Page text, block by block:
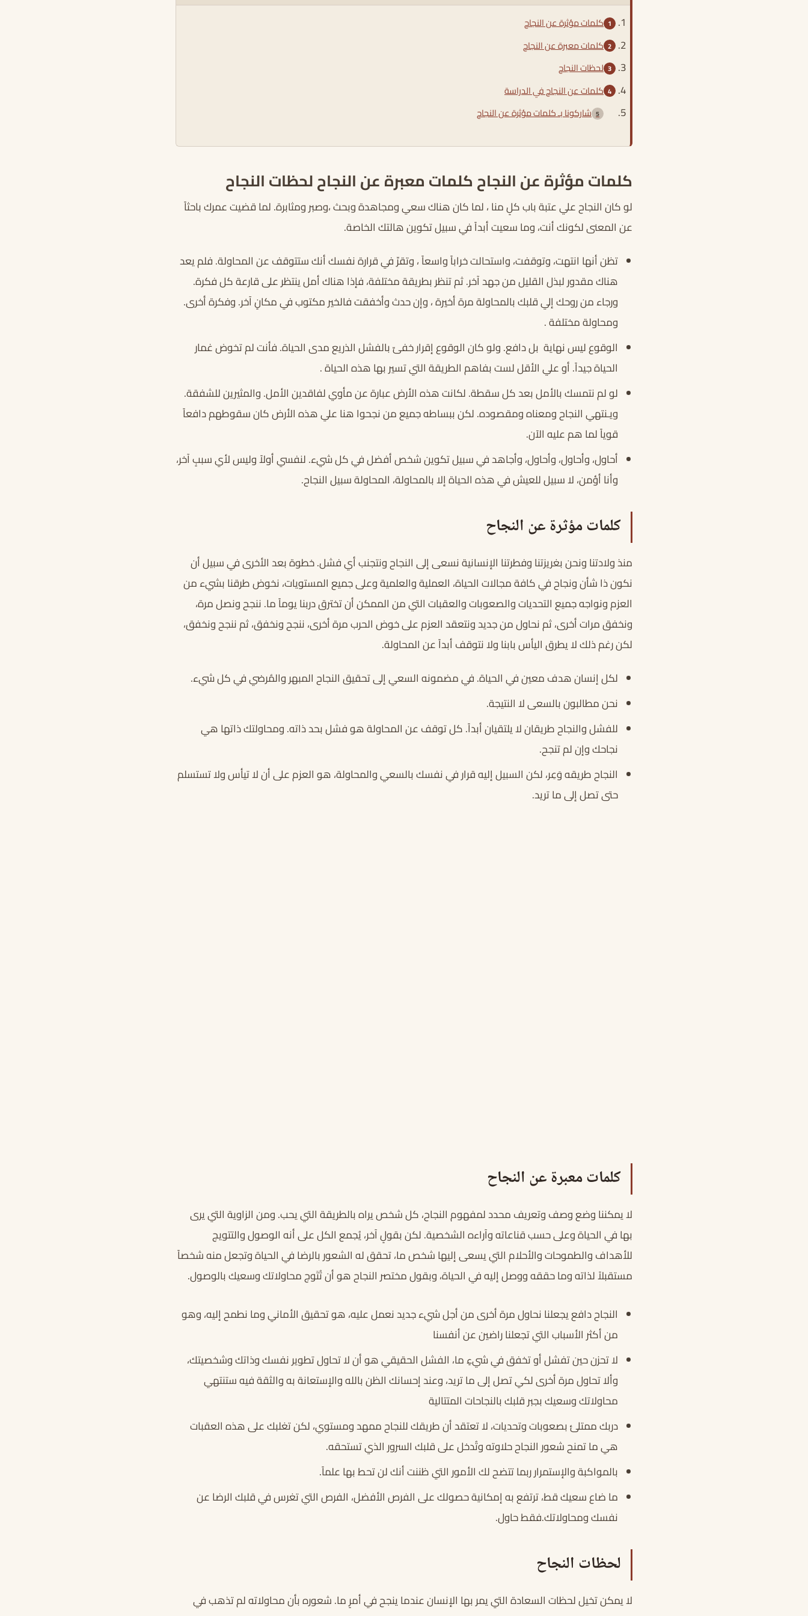
كلمات مؤثرة عن النجاح
كلمات معبرة عن النجاح
لحظات النجاح
كلمات عن النجاح في الدراسة
شاركونا بـ كلمات مؤثرة عن النجاح
كلمات مؤثرة عن النجاح كلمات معبرة عن النجاح لحظات النجاح
لو كان النجاح علي عتبة باب كلٍ منا ، لما كان هناك سعي ومجاهدة وبحث ،وصبر ومثابرة. لما قضيت عمرك باحثاً
عن المعنى لكونك أنت، وما سعيت أبداً في سبيل تكوين هالتك الخاصة.
تظن أنها انتهت، وتوقفت، واستحالت خراباً واسعاً ، وتقرّ في قرارة نفسك أنك ستتوقف عن المحاولة. فلم يعد
هناك مقدور لبذل القليل من جهد آخر. ثم تنظر بطريقة مختلفة، فإذا هناك أمل ينتظر على قارعة كل فكرة.
ورجاء من روحك إلي قلبك بالمحاولة مرة أخيرة ، وإن حدث وأخفقت فالخير مكتوب في مكانٍ آخر. وفكرة أخرى.
ومحاولة مختلفة .
الوقوع ليس نهاية بل دافع. ولو كان الوقوع إقرار خفىّ بالفشل الذريع مدى الحياة. فأنت لم تخوض غمار
الحياة جيداً. أو علي الأقل لست بفاهم الطريقة التي تسير بها هذه الحياة .
لو لم نتمسك بالأمل بعد كل سقطة. لكانت هذه الأرض عبارة عن مأوي لفاقدين الأمل. والمثيرين للشفقة.
ويـنتهي النجاح ومعناه ومقصوده. لكن ببساطه جميع من نجحوا هنا علي هذه الأرض كان سقوطهم دافعاً
قوياً لما هم عليه الآن.
أحاول، وأحاول، وأحاول، وأجاهد في سبيل تكوين شخص أفضل في كل شيء. لنفسي أولاً وليس لأي سببٍ آخر،
وأنا أؤمن، لا سبيل للعيش في هذه الحياة إلا بالمحاولة، المحاولة سبيل النجاح.
كلمات مؤثرة عن النجاح
منذ ولادتنا ونحن بغريزتنا وفطرتنا الإنسانية نسعى إلى النجاح ونتجنب أي فشل. خطوة بعد الأخرى في سبيل أن
نكون ذا شأن ونجاح في كافة مجالات الحياة، العملية والعلمية وعلى جميع المستويات، نخوض طرقنا بشيء من
العزم ونواجه جميع التحديات والصعوبات والعقبات التي من الممكن أن تخترق دربنا يوماً ما. ننجح ونصل مرة،
ونخفق مرات أخرى، ثم نحاول من جديد ونتعقد العزم على خوض الحرب مرة أخرى، ننجح ونخفق، ثم ننجح ونخفق،
لكن رغم ذلك لا يطرق اليأس بابنا ولا نتوقف أبداً عن المحاولة.
لكل إنسان هدف معين في الحياة. في مضمونه السعي إلى تحقيق النجاح المبهر والمُرضي في كل شيء.
نحن مطالبون بالسعى لا النتيجة.
للفشل والنجاح طريقان لا يلتقيان أبداً. كل توقف عن المحاولة هو فشل بحد ذاته. ومحاولتك ذاتها هي
نجاحك وإن لم تنجح.
النجاح طريقه وَعِر، لكن السبيل إليه قرار في نفسك بالسعي والمحاولة، هو العزم على أن لا تيأس ولا تستسلم
حتى تصل إلى ما تريد.
كلمات معبرة عن النجاح
لا يمكننا وضع وصف وتعريف محدد لمفهوم النجاح، كل شخص يراه بالطريقة التي يحب. ومن الزاوية التي يرى
بها في الحياة وعلى حسب قناعاته وآراءه الشخصية. لكن بقولٍ آخر، يُجمع الكل على أنه الوصول والتتويج
للأهداف والطموحات والأحلام التي يسعى إليها شخص ما، تحقق له الشعور بالرضا في الحياة وتجعل منه شخصاً
مستقبلاً لذاته وما حققه ووصل إليه في الحياة، وبقول مختصر النجاح هو أن تُتَوج محاولاتك وسعيك بالوصول.
النجاح دافع يجعلنا نحاول مرة أخرى من أجل شيء جديد نعمل عليه، هو تحقيق الأماني وما نطمح إليه، وهو
من أكثر الأسباب التي تجعلنا راضين عن أنفسنا
لا تحزن حين تفشل أو تخفق في شيءٍ ما، الفشل الحقيقي هو أن لا تحاول تطوير نفسك وذاتك وشخصيتك،
وألا تحاول مرة أخرى لكي تصل إلى ما تريد، وعند إحسانك الظن بالله والإستعانة به والثقة فيه ستنتهي
محاولاتك وسعيك بجبر قلبك بالنجاحات المتتالية
دربك ممتلئ بصعوبات وتحديات، لا تعتقد أن طريقك للنجاح ممهد ومستوي، لكن تغلبك على هذه العقبات
هي ما تمنح شعور النجاح حلاوته وتُدخل على قلبك السرور الذي تستحقه.
بالمواكبة والإستمرار ربما تتضح لك الأمور التي ظننت أنك لن تحط بها علماً.
ما ضاع سعيك قط، ترتفع به إمكانية حصولك على الفرص الأفضل، الفرص التي تغرس في قلبك الرضا عن
نفسك ومحاولاتك.فقط حاول.
لحظات النجاح
لا يمكن تخيل لحظات السعادة التي يمر بها الإنسان عندما ينجح في أمرٍ ما. شعوره بأن محاولاته لم تذهب في